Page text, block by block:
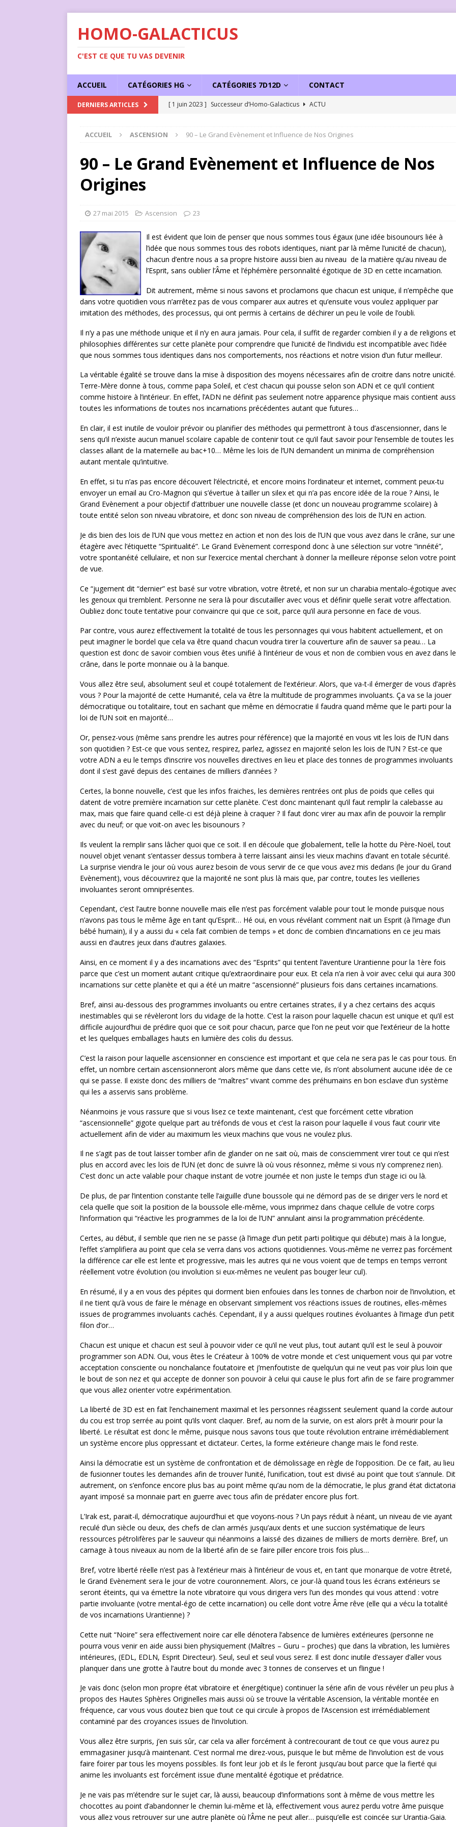
HOMO-GALACTICUS
C'EST CE QUE TU VAS DEVENIR
ACCUEIL CATÉGORIES HG CATÉGORIES 7D12D CONTACT
DERNIERS ARTICLES [ 1 juin 2023 ] Successeur d’Homo-Galacticus ACTU
ACCUEIL ASCENSION 90 – Le Grand Evènement et Influence de Nos Origines
90 – Le Grand Evènement et Influence de Nos
Origines
27 mai 2015 Ascension 23
Il est évident que loin de penser que nous sommes tous égaux (une idée bisounours liée à
l’idée que nous sommes tous des robots identiques, niant par là même l’unicité de chacun),
chacun d’entre nous a sa propre histoire aussi bien au niveau de la matière qu’au niveau de
l’Esprit, sans oublier l’Âme et l’éphémère personnalité égotique de 3D en cette incarnation.
Dit autrement, même si nous savons et proclamons que chacun est unique, il n’empêche que
dans votre quotidien vous n’arrêtez pas de vous comparer aux autres et qu’ensuite vous voulez appliquer par
imitation des méthodes, des processus, qui ont permis à certains de déchirer un peu le voile de l’oubli.
Il n’y a pas une méthode unique et il n’y en aura jamais. Pour cela, il suffit de regarder combien il y a de religions et
philosophies différentes sur cette planète pour comprendre que l’unicité de l’individu est incompatible avec l’idée
que nous sommes tous identiques dans nos comportements, nos réactions et notre vision d’un futur meilleur.
La véritable égalité se trouve dans la mise à disposition des moyens nécessaires afin de croitre dans notre unicité.
Terre-Mère donne à tous, comme papa Soleil, et c’est chacun qui pousse selon son ADN et ce qu’il contient
comme histoire à l’intérieur. En effet, l’ADN ne définit pas seulement notre apparence physique mais contient
toutes les informations de toutes nos incarnations précédentes autant que futures…
En clair, il est inutile de vouloir prévoir ou planifier des méthodes qui permettront à tous d’ascensionner, dans le
sens qu’il n’existe aucun manuel scolaire capable de contenir tout ce qu’il faut savoir pour l’ensemble de toutes les
classes allant de la maternelle au bac+10… Même les lois de l’UN demandent un minima de compréhension
autant mentale qu’intuitive.
En effet, si tu n’as pas encore découvert l’électricité, et encore moins l’ordinateur et internet, comment peux-tu
envoyer un email au Cro-Magnon qui s’évertue à tailler un silex et qui n’a pas encore idée de la roue ? Ainsi, le
Grand Evènement a pour objectif d’attribuer une nouvelle classe (et donc un nouveau programme scolaire) à
toute entité selon son niveau vibratoire, et donc son niveau de compréhension des lois de l’UN en action.
Je dis bien des lois de l’UN que vous mettez en action et non des lois de l’UN que vous avez dans le crâne, sur une
étagère avec l’étiquette “Spiritualité”. Le Grand Evènement correspond donc à une sélection sur votre “innéité”,
votre spontanéité cellulaire, et non sur l’exercice mental cherchant à donner la meilleure réponse selon votre point
de vue.
Ce “jugement dit “dernier” est basé sur votre vibration, votre êtreté, et non sur un charabia mentalo-égotique avec
les genoux qui tremblent. Personne ne sera là pour discutailler avec vous et définir quelle serait votre affectation.
Oubliez donc toute tentative pour convaincre qui que ce soit, parce qu’il aura personne en face de vous.
Par contre, vous aurez effectivement la totalité de tous les personnages qui vous habitent actuellement, et on
peut imaginer le bordel que cela va être quand chacun voudra tirer la couverture afin de sauver sa peau… La
question est donc de savoir combien vous êtes unifié à l’intérieur de vous et non de combien vous en avez dans le
crâne, dans le porte monnaie ou à la banque.
Vous allez être seul, absolument seul et coupé totalement de l’extérieur. Alors, que va-t-il émerger de vous d’après
vous ? Pour la majorité de cette Humanité, cela va être la multitude de programmes involuants. Ça va se la jouer
démocratique ou totalitaire, tout en sachant que même en démocratie il faudra quand même que le parti pour la
loi de l’UN soit en majorité…
Or, pensez-vous (même sans prendre les autres pour référence) que la majorité en vous vit les lois de l’UN dans
son quotidien ? Est-ce que vous sentez, respirez, parlez, agissez en majorité selon les lois de l’UN ? Est-ce que
votre ADN a eu le temps d’inscrire vos nouvelles directives en lieu et place des tonnes de programmes involuants
dont il s’est gavé depuis des centaines de milliers d’années ?
Certes, la bonne nouvelle, c’est que les infos fraiches, les dernières rentrées ont plus de poids que celles qui
datent de votre première incarnation sur cette planète. C’est donc maintenant qu’il faut remplir la calebasse au
max, mais que faire quand celle-ci est déjà pleine à craquer ? Il faut donc virer au max afin de pouvoir la remplir
avec du neuf; or que voit-on avec les bisounours ?
Ils veulent la remplir sans lâcher quoi que ce soit. Il en découle que globalement, telle la hotte du Père-Noël, tout
nouvel objet venant s’entasser dessus tombera à terre laissant ainsi les vieux machins d’avant en totale sécurité.
La surprise viendra le jour où vous aurez besoin de vous servir de ce que vous avez mis dedans (le jour du Grand
Evènement), vous découvrirez que la majorité ne sont plus là mais que, par contre, toutes les vieilleries
involuantes seront omniprésentes.
Cependant, c’est l’autre bonne nouvelle mais elle n’est pas forcément valable pour tout le monde puisque nous
n’avons pas tous le même âge en tant qu’Esprit… Hé oui, en vous révélant comment nait un Esprit (à l’image d’un
bébé humain), il y a aussi du « cela fait combien de temps » et donc de combien d’incarnations en ce jeu mais
aussi en d’autres jeux dans d’autres galaxies.
Ainsi, en ce moment il y a des incarnations avec des “Esprits” qui tentent l’aventure Urantienne pour la 1ère fois
parce que c’est un moment autant critique qu’extraordinaire pour eux. Et cela n’a rien à voir avec celui qui aura 300
incarnations sur cette planète et qui a été un maitre “ascensionné” plusieurs fois dans certaines incarnations.
Bref, ainsi au-dessous des programmes involuants ou entre certaines strates, il y a chez certains des acquis
inestimables qui se révèleront lors du vidage de la hotte. C’est la raison pour laquelle chacun est unique et qu’il est
difficile aujourd’hui de prédire quoi que ce soit pour chacun, parce que l’on ne peut voir que l’extérieur de la hotte
et les quelques emballages hauts en lumière des colis du dessus.
C’est la raison pour laquelle ascensionner en conscience est important et que cela ne sera pas le cas pour tous. En
effet, un nombre certain ascensionneront alors même que dans cette vie, ils n’ont absolument aucune idée de ce
qui se passe. Il existe donc des milliers de “maîtres” vivant comme des préhumains en bon esclave d’un système
qui les a asservis sans problème.
Néanmoins je vous rassure que si vous lisez ce texte maintenant, c’est que forcément cette vibration
“ascensionnelle” gigote quelque part au tréfonds de vous et c’est la raison pour laquelle il vous faut courir vite
actuellement afin de vider au maximum les vieux machins que vous ne voulez plus.
Il ne s’agit pas de tout laisser tomber afin de glander on ne sait où, mais de consciemment virer tout ce qui n’est
plus en accord avec les lois de l’UN (et donc de suivre là où vous résonnez, même si vous n’y comprenez rien).
C’est donc un acte valable pour chaque instant de votre journée et non juste le temps d’un stage ici ou là.
De plus, de par l’intention constante telle l’aiguille d’une boussole qui ne démord pas de se diriger vers le nord et
cela quelle que soit la position de la boussole elle-même, vous imprimez dans chaque cellule de votre corps
l’information qui “réactive les programmes de la loi de l’UN” annulant ainsi la programmation précédente.
Certes, au début, il semble que rien ne se passe (à l’image d’un petit parti politique qui débute) mais à la longue,
l’effet s’amplifiera au point que cela se verra dans vos actions quotidiennes. Vous-même ne verrez pas forcément
la différence car elle est lente et progressive, mais les autres qui ne vous voient que de temps en temps verront
réellement votre évolution (ou involution si eux-mêmes ne veulent pas bouger leur cul).
En résumé, il y a en vous des pépites qui dorment bien enfouies dans les tonnes de charbon noir de l’involution, et
il ne tient qu’à vous de faire le ménage en observant simplement vos réactions issues de routines, elles-mêmes
issues de programmes involuants cachés. Cependant, il y a aussi quelques routines évoluantes à l’image d’un petit
filon d’or…
Chacun est unique et chacun est seul à pouvoir vider ce qu’il ne veut plus, tout autant qu’il est le seul à pouvoir
programmer son ADN. Oui, vous êtes le Créateur à 100% de votre monde et c’est uniquement vous qui par votre
acceptation consciente ou nonchalance foutatoire et j’menfoutiste de quelqu’un qui ne veut pas voir plus loin que
le bout de son nez et qui accepte de donner son pouvoir à celui qui cause le plus fort afin de se faire programmer
que vous allez orienter votre expérimentation.
La liberté de 3D est en fait l’enchainement maximal et les personnes réagissent seulement quand la corde autour
du cou est trop serrée au point qu’ils vont claquer. Bref, au nom de la survie, on est alors prêt à mourir pour la
liberté. Le résultat est donc le même, puisque nous savons tous que toute révolution entraine irrémédiablement
un système encore plus oppressant et dictateur. Certes, la forme extérieure change mais le fond reste.
Ainsi la démocratie est un système de confrontation et de démolissage en règle de l’opposition. De ce fait, au lieu
de fusionner toutes les demandes afin de trouver l’unité, l’unification, tout est divisé au point que tout s’annule. Dit
autrement, on s’enfonce encore plus bas au point même qu’au nom de la démocratie, le plus grand état
ayant imposé sa monnaie part en guerre avec tous afin de prédater encore plus fort.
L’Irak est, parait-il, démocratique aujourd’hui et que voyons-nous ? Un pays réduit à néant, un niveau de vie ayant
reculé d’un siècle ou deux, des chefs de clan armés jusqu’aux dents et une succion systématique de leurs
ressources pétrolifères par le sauveur qui néanmoins a laissé des dizaines de milliers de morts derrière. Bref, un
carnage à tous niveaux au nom de la liberté afin de se faire piller encore trois fois plus…
Bref, votre liberté réelle n’est pas à l’extérieur mais à l’intérieur de vous et, en tant que monarque de votre êtreté,
le Grand Evènement sera le jour de votre couronnement. Alors, ce jour-là quand tous les écrans extérieurs se
seront éteints, qui va émettre la note vibratoire qui vous dirigera vers l’un des mondes qui vous attend : votre
partie involuante (votre mental-égo de cette incarnation) ou celle dont votre Âme rêve (elle qui a vécu la totalité
de vos incarnations Urantienne) ?
Cette nuit “Noire” sera effectivement noire car elle dénotera l’absence de lumières extérieures (personne ne
pourra vous venir en aide aussi bien physiquement (Maîtres – Guru – proches) que dans la vibration, les lumières
intérieures, (EDL, EDLN, Esprit Directeur). Seul, seul et seul vous serez. Il est donc inutile d’essayer d’aller vous
planquer dans une grotte à l’autre bout du monde avec 3 tonnes de conserves et un flingue !
Je vais donc (selon mon propre état vibratoire et énergétique) continuer la série afin de vous révéler un peu plus à
propos des Hautes Sphères Originelles mais aussi où se trouve la véritable Ascension, la véritable montée en
fréquence, car vous vous doutez bien que tout ce qui circule à propos de l’Ascension est irrémédiablement
contaminé par des croyances issues de l’involution.
Vous allez être surpris, j’en suis sûr, car cela va aller forcément à contrecourant de tout ce que vous aurez pu
emmagasiner jusqu’à maintenant. C’est normal me direz-vous, puisque le but même de l’involution est de vous
faire foirer par tous les moyens possibles. Ils font leur job et ils le feront jusqu’au bout parce que la fierté qui
anime les involuants est forcément issue d’une mentalité égotique et prédatrice.
Je ne vais pas m’étendre sur le sujet car, là aussi, beaucoup d’informations sont à même de vous mettre les
chocottes au point d’abandonner le chemin lui-même et là, effectivement vous aurez perdu votre âme puisque
vous allez vous retrouver sur une autre planète où l’Âme ne peut aller… puisqu’elle est coincée sur Urantia-Gaia.